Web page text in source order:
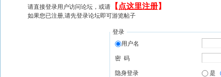
请直接登录用户访问论坛，或请 【 点这里注册】
如果您已注册,请先登录论坛即可游览帖子
登录
用户名
密 码
隐身登录 是